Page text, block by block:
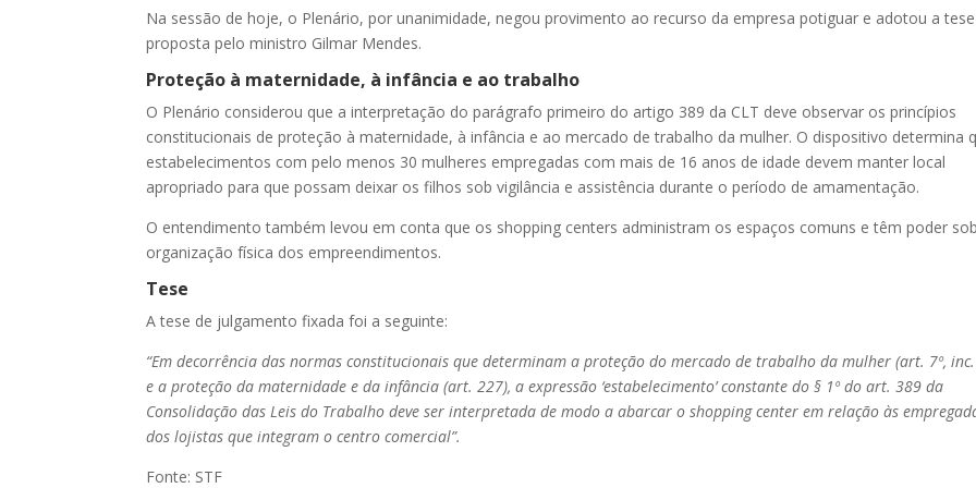
Na sessão de hoje, o Plenário, por unanimidade, negou provimento ao recurso da empresa potiguar e adotou a tese
proposta pelo ministro Gilmar Mendes.
Proteção à maternidade, à infância e ao trabalho
O Plenário considerou que a interpretação do parágrafo primeiro do artigo 389 da CLT deve observar os princípios
constitucionais de proteção à maternidade, à infância e ao mercado de trabalho da mulher. O dispositivo determina
estabelecimentos com pelo menos 30 mulheres empregadas com mais de 16 anos de idade devem manter local
apropriado para que possam deixar os filhos sob vigilância e assistência durante o período de amamentação.
O entendimento também levou em conta que os shopping centers administram os espaços comuns e têm poder
organização física dos empreendimentos.
Tese
A tese de julgamento fixada foi a seguinte:
“Em decorrência das normas constitucionais que determinam a proteção do mercado de trabalho da mulher (art. 7º, inc.
e a proteção da maternidade e da infância (art. 227), a expressão ‘estabelecimento’ constante do § 1º do art. 389 da
Consolidação das Leis do Trabalho deve ser interpretada de modo a abarcar o shopping center em relação às
dos lojistas que integram o centro comercial”.
Fonte: STF